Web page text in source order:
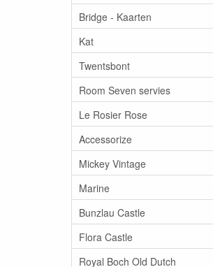
Bridge - Kaarten
Kat
Twentsbont
Room Seven servies
Le Rosier Rose
Accessorize
Mickey Vintage
Marine
Bunzlau Castle
Flora Castle
Royal Boch Old Dutch